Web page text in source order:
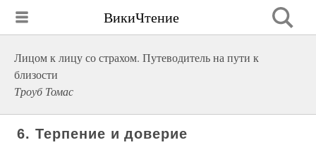
ВикиЧтение
Лицом к лицу со страхом. Путеводитель на пути к
близости
Троуб Томас
6. Терпение и доверие